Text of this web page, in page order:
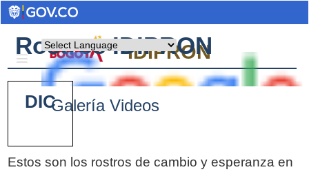
Powered by
IDIPRON
Rostros IDIPRON
Galería Videos
Estos son los rostros de cambio y esperanza en
DIC